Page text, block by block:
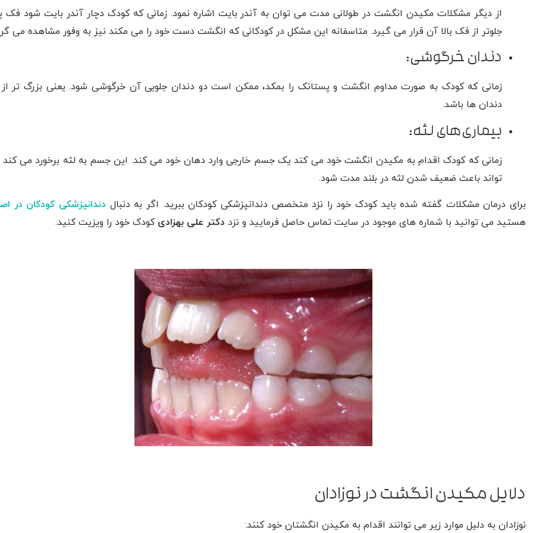
از دیگر مشکلات مکیدن انگشت در طولانی مدت می توان به آندر بایت اشاره نمود. زمانی که کودک دچار آندر بایت شود فک
جلو‌تر از فک بالا آن قرار می گیرد. متاسفانه این مشکل در کودکانی که انگشت دست خود را می‌ مکند نیز به وفور مشاهده می‌
دندان خرگوشی:
زمانی که کودک به صورت مداوم انگشت و پستانک را بمکد، ممکن است دو دندان جلویی آن خرگوشی شود. یعنی بزرگ تر از
دندان ها باشد.
بیماری‌های لثه:
زمانی که کودک اقدام به مکیدن انگشت خود می کند یک جسم خارجی وارد دهان خود می کند. این جسم به لثه برخورد می
تواند باعث ضعیف شدن لثه در بلند مدت شود.
برای درمان مشکلات گفته شده باید کودک خود را نزد متخصص دندانپزشکی کودکان ببرید. اگر به دنبال دندانپزشکی کودکان در
هستید می توانید با شماره های موجود در سایت تماس حاصل فرمایید و نزد دکتر علی بهزادی کودک خود را ویزیت کنید.
دلایل مکیدن انگشت در نوزادان
نوزادان به دلیل موارد زیر می توانند اقدام به مکیدن انگشتان خود کنند: